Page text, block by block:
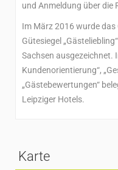
und Anmeldung über die
Im März 2016 wurde
Gütesiegel
Sachsen ausgezeichnet.
Kundenorientierung“,
„Gästebewertungen“
Leipziger Hotels.
Karte